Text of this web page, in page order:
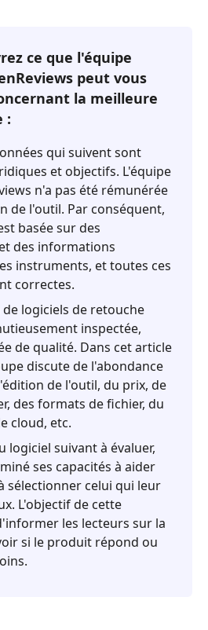
ce que l'équipe
peut vous
la meilleure
:
qui suivent sont
et objectifs. L'équipe
n'a pas été rémunérée
de l'outil. Par conséquent,
basée sur des
des informations
instruments, et toutes ces
correctes.
logiciels de retouche
inspectée,
de qualité. Dans cet article
discute de l'abondance
de l'outil, du prix, de
des formats de fichier, du
cloud, etc.
logiciel suivant à évaluer,
ses capacités à aider
sélectionner celui qui leur
L'objectif de cette
les lecteurs sur la
si le produit répond ou